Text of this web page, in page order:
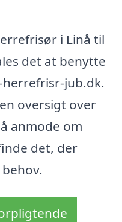
i Linå til
det at benytte
jub.dk.
oversigt over
anmode om
det, der